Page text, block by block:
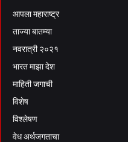
आपला महाराष्ट्र
ताज्या बातम्या
नवरात्री २०२१
भारत माझा देश
माहिती जगाची
विशेष
विश्लेषण
वेध अर्थजगताचा